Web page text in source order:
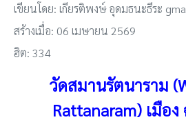
เขียนโดย: เกียรติพงษ์ อุดมธนะธีระ
สร้างเมื่อ: 06 เมษายน 2569
ฮิต: 334
วัดสมานรัตนาราม
Rattanaram) เมือง